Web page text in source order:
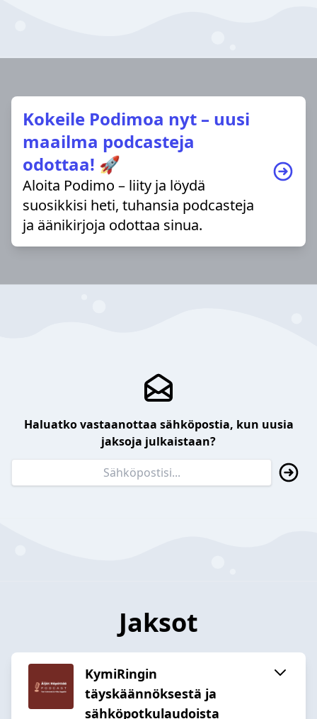
Kokeile Podimoa nyt – uusi
maailma podcasteja
odottaa! 🚀
Aloita Podimo – liity ja löydä
suosikkisi heti, tuhansia podcasteja
ja äänikirjoja odottaa sinua.
Haluatko vastaanottaa sähköpostia, kun uusia
jaksoja julkaistaan?
Jaksot
KymiRingin
täyskäännöksestä ja
sähköpotkulaudoista